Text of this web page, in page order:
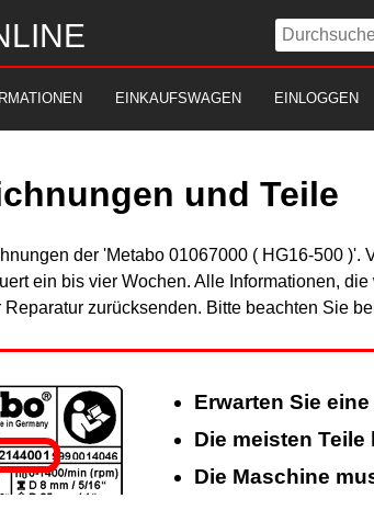
EINKAUFSWAGEN EINLOGGEN
und Teile
der 'Metabo 01067000 ( HG16-500
ein bis vier Wochen. Alle Informationen,
zurücksenden. Bitte beachten Sie
Erwarten Sie
Die meisten Teile
Die Maschine